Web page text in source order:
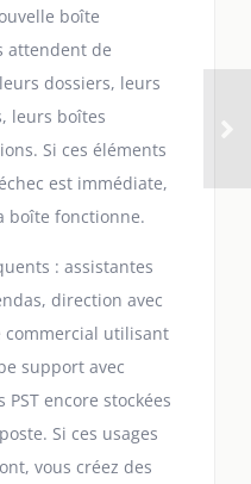
boîte
attendent de
dossiers, leurs
leurs boîtes
Si ces éléments
est immédiate,
boîte fonctionne.
: assistantes
direction avec
commercial utilisant
support avec
encore stockées
Si ces usages
vous créez des